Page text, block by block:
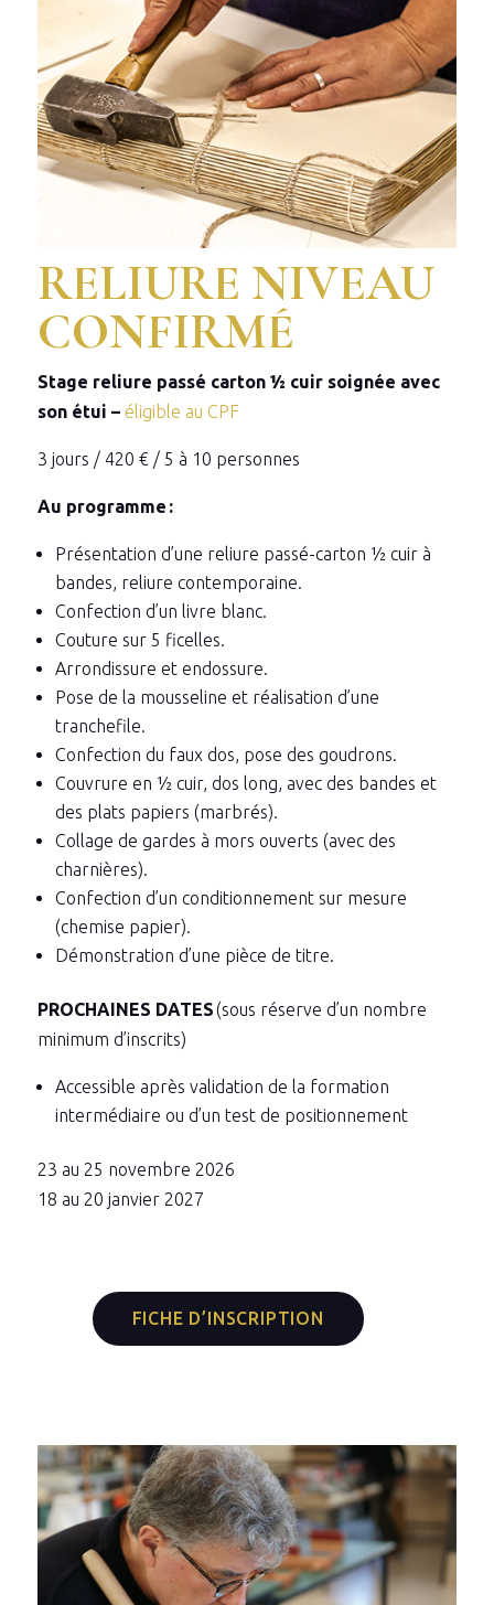
RELIURE NIVEAU
CONFIRMÉ
Stage reliure passé carton ½ cuir soignée avec
son étui – éligible au CPF
3 jours / 420 € / 5 à 10 personnes
Au programme :
Présentation d’une reliure passé-carton ½ cuir à
bandes, reliure contemporaine.
Confection d’un livre blanc.
Couture sur 5 ficelles.
Arrondissure et endossure.
Pose de la mousseline et réalisation d’une
tranchefile.
Confection du faux dos, pose des goudrons.
Couvrure en ½ cuir, dos long, avec des bandes et
des plats papiers (marbrés).
Collage de gardes à mors ouverts (avec des
charnières).
Confection d’un conditionnement sur mesure
(chemise papier).
Démonstration d’une pièce de titre.
PROCHAINES DATES(sous réserve d’un nombre
minimum d’inscrits)
Accessible après validation de la formation
intermédiaire ou d’un test de positionnement
23 au 25 novembre 2026
18 au 20 janvier 2027
FICHE D’INSCRIPTION